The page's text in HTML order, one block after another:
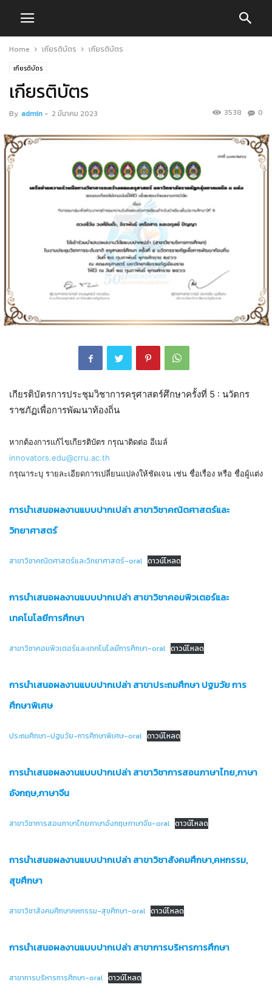
Home เกียรติบัตร เกียรติบัตร
เกียรติบัตร
เกียรติบัตร
By admin - 2 มีนาคม 2023 0
3538
เกียรติบัตรการประชุมวิชาการครุศาสตร์ศึกษาครั้งที่ 5 : นวัตกร
ราชภัฏเพื่อการพัฒนาท้องถิ่น
หากต้องการแก้ไขเกียรติบัตร กรุณาติดต่อ อีเมล์
innovators.edu@crru.ac.th
กรุณาระบุ รายละเอียดการเปลี่ยนแปลงให้ชัดเจน เช่น ชื่อเรื่อง หรือ ชื่อผู้แต่ง
การนำเสนอผลงานแบบปากเปล่า สาขาวิชาคณิตศาสตร์และ
วิทยาศาสตร์
สาขาวิชาคณิตศาสตร์และวิทยาศาสตร์-oral ดาวน์โหลด
การนำเสนอผลงานแบบปากเปล่า สาขาวิชาคอมพิวเตอร์และ
เทคโนโลยีการศึกษา
สาขาวิชาคอมพิวเตอร์และเทคโนโลยีการศึกษา-oral ดาวน์โหลด
การนำเสนอผลงานแบบปากเปล่า สาขาประถมศึกษา ปฐมวัย การ
ศึกษาพิเศษ
ประถมศึกษา-ปฐมวัย-การศึกษาพิเศษ-oral ดาวน์โหลด
การนำเสนอผลงานแบบปากเปล่า สาขาวิชาการสอนภาษาไทย,ภาษา
อังกฤษ,ภาษาจีน
สาขาวิชาการสอนภาษาไทยภาษาอังกฤษภาษาจีน-oral ดาวน์โหลด
การนำเสนอผลงานแบบปากเปล่า สาขาวิชาสังคมศึกษา,คหกรรม,
สุขศึกษา
สาขาวิชาสังคมศึกษาคหกรรม-สุขศึกษา-oral ดาวน์โหลด
การนำเสนอผลงานแบบปากเปล่า สาขาการบริหารการศึกษา
สาขาการบริหารการศึกษา-oral ดาวน์โหลด